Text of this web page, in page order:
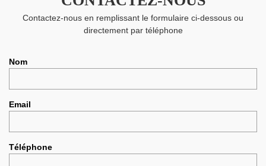
Contactez-nous en remplissant le formulaire ci-dessous ou
directement par téléphone
Nom
Email
Téléphone